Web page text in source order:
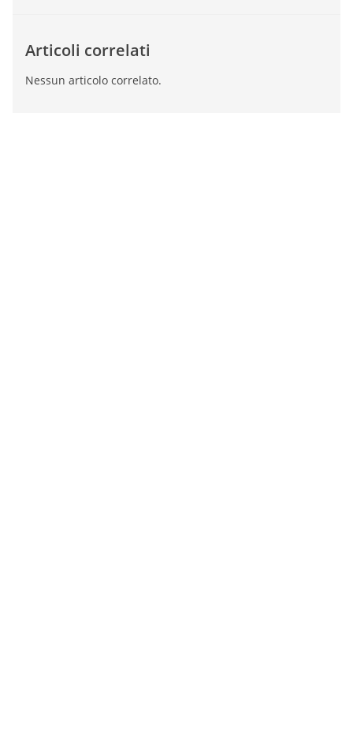
Articoli correlati
Nessun articolo correlato.